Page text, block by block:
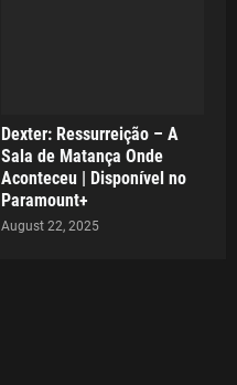
Dexter: Ressurreição – A
Sala de Matança Onde
Aconteceu | Disponível no
Paramount+
August 22, 2025